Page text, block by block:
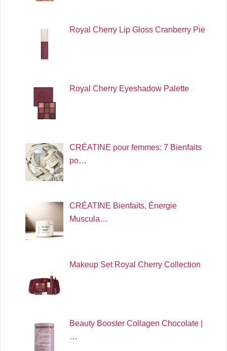
Royal Cherry Lip Gloss Cranberry Pie
Royal Cherry Eyeshadow Palette
CRÉATINE pour femmes: 7 Bienfaits
po…
CRÉATINE Bienfaits, Énergie
Muscula…
Makeup Set Royal Cherry Collection
Beauty Booster Collagen Chocolate |
…